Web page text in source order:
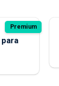
Premium